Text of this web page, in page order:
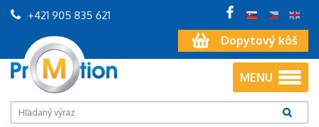
Dopytový kôš
+421 905 835 621
MENU